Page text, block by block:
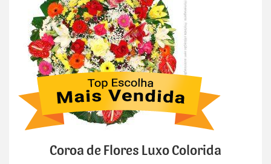
Coroa de Flores Luxo Colorida